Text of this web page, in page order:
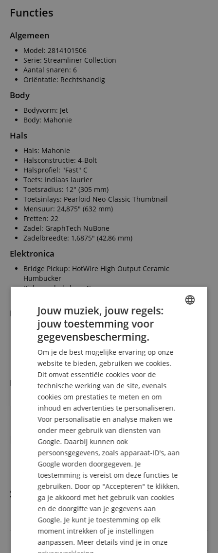
Functies
Algemeen
Model: 2814101506
Serie: Streamliner Collection
Aantal snaren: 6
Oriëntatie: Rechtshandig
Body
Bodyvorm: Jet
Body: Mahonie
Hals
Hals: Mahonie
Halsconstructie: 4-Bolt
Halsprofiel: "Fast" C
Toets: Indiaas laurier
Toetsradius: 12" (305 mm)
Toetsinlays: Pearloid Neo-Classic Thumbnail
Mensuur: 24,875" (632 mm)
Fretten: 22
Zadel: GraphTech NuBone
Zadelbreedte: 1,6875" (42,86 mm)
Elektronica
Bridge Pickup: HotWire High Output Ceramic
Humbucker
Pickup-schakelaar: Geen
Hardware
Afwerking: Chrome
Bridge/Tailpiece: Compensated Wrap-Around
Mechanieken: Die-Cast Sealed
Knopkappen: Black
Snaren: Nickel Plated Steel (.009-.042 Gauges)
Kleur & Finish
Kleur: Black
Finish: Gloss Polyester
Levering
1 x Gretsch Guitars Streamliner Jet Club 1 Pickup Black
Specificaties
Artikelnummer 00114082
Mahagoni
ITALIAN
SPANISH
Jouw muziek, jouw regels:
jouw toestemming voor
gegevensbescherming.
Om je de best mogelijke ervaring op onze
website te bieden, gebruiken we cookies.
Dit omvat essentiële cookies voor de
technische werking van de site, evenals
cookies om prestaties te meten en om
inhoud en advertenties te personaliseren.
Voor personalisatie en analyse maken we
onder meer gebruik van diensten van
Google. Daarbij kunnen ook
persoonsgegevens, zoals apparaat-ID's, aan
Google worden doorgegeven. Je
toestemming is vereist om deze functies te
gebruiken. Door op "Accepteren" te klikken,
ga je akkoord met het gebruik van cookies
en de doorgifte van je gegevens aan
Google. Je kunt je toestemming op elk
moment intrekken of je instellingen
aanpassen. Meer details vind je in onze